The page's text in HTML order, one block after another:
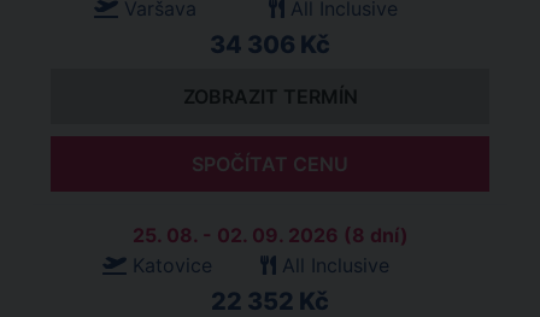
Varšava
All Inclusive
34 306 Kč
ZOBRAZIT TERMÍN
SPOČÍTAT CENU
25. 08. - 02. 09. 2026 (8 dní)
Katovice
All Inclusive
22 352 Kč